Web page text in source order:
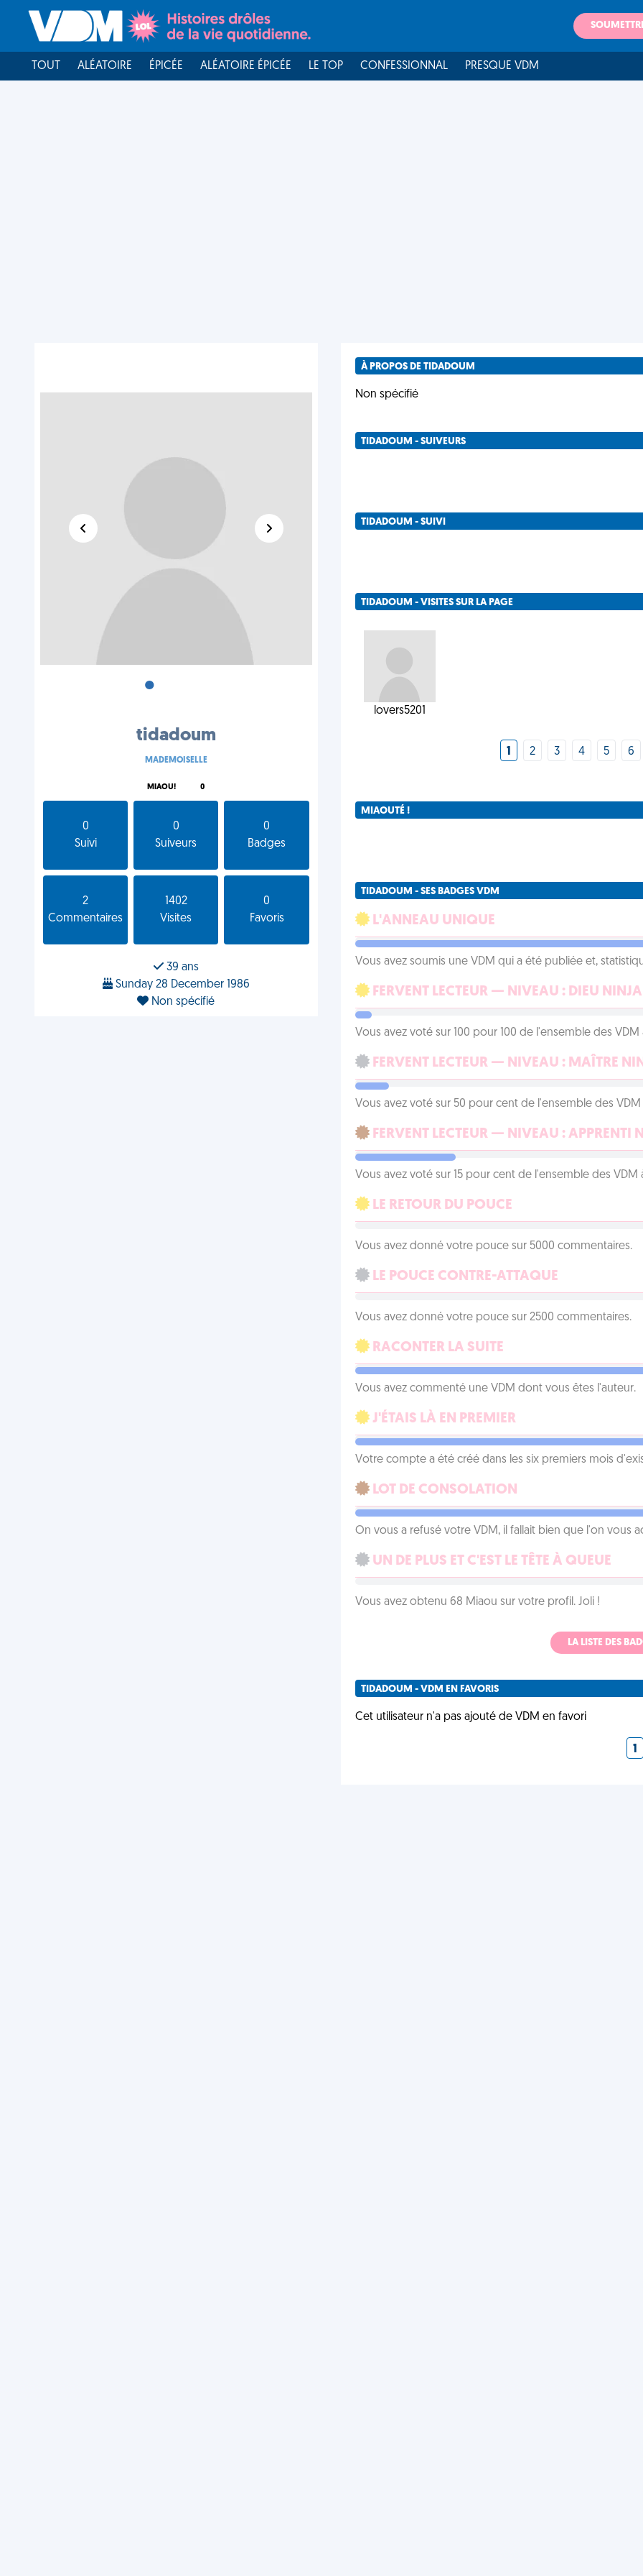
TOUT ALÉATOIRE ÉPICÉE ALÉATOIRE ÉPICÉE LE TOP CONFESSIONNAL PRESQUE VDM
•
tidadoum
MADEMOISELLE
MIAOU! 0
0
Suivi
0
Suiveurs
0
Badges
2
Commentaires
1402
Visites
0
Favoris
39 ans
Sunday 28 December 1986
Non spécifié
À PROPOS DE TIDADOUM
Non spécifié
TIDADOUM - SUIVEURS
TIDADOUM - SUIVI
TIDADOUM - VISITES SUR LA PAGE
lovers5201
1 2 3 4 5 6
MIAOUTÉ !
TIDADOUM - SES BADGES VDM
L'ANNEAU UNIQUE
Vous avez soumis une VDM qui a été publiée et,
FERVENT LECTEUR — NIVEAU : DIEU NINJA
Vous avez voté sur 100 pour 100 de l'ensemble des VDM
FERVENT LECTEUR — NIVEAU : MAÎTRE
Vous avez voté sur 50 pour cent de l'ensemble des VDM
FERVENT LECTEUR — NIVEAU : APPRENTI
Vous avez voté sur 15 pour cent de l'ensemble des VDM
LE RETOUR DU POUCE
Vous avez donné votre pouce sur 5000 commentaires.
LE POUCE CONTRE-ATTAQUE
Vous avez donné votre pouce sur 2500 commentaires.
RACONTER LA SUITE
Vous avez commenté une VDM dont vous êtes l'auteur.
J'ÉTAIS LÀ EN PREMIER
Votre compte a été créé dans les six premiers mois
LOT DE CONSOLATION
On vous a refusé votre VDM, il fallait bien que l'on vous
UN DE PLUS ET C'EST LE TÊTE À QUEUE
Vous avez obtenu 68 Miaou sur votre profil. Joli !
LA LISTE DES
TIDADOUM - VDM EN FAVORIS
Cet utilisateur n'a pas ajouté de VDM en favori
1